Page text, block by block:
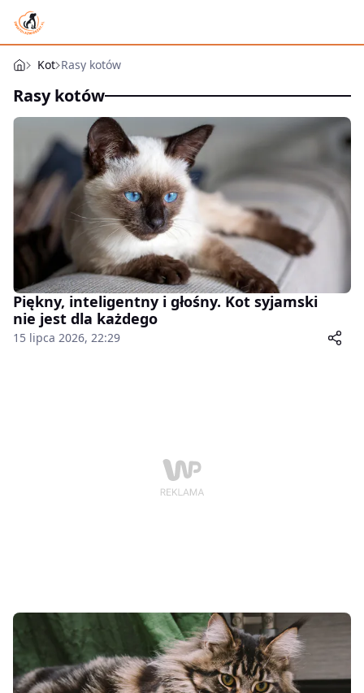
Kot Rasy kotów
Rasy kotów
Piękny, inteligentny i głośny. Kot syjamski
nie jest dla każdego
15 lipca 2026, 22:29